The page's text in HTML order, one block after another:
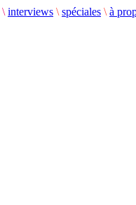
\ interviews \ spéciales \ à